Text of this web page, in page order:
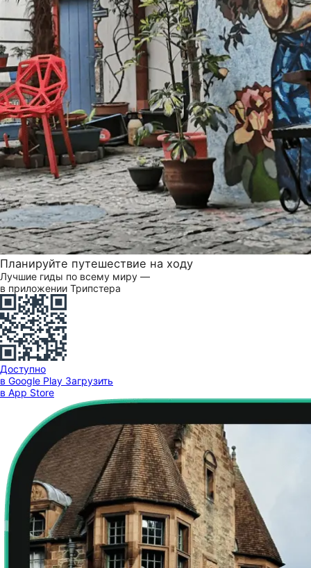
Планируйте путешествие на ходу
Лучшие гиды по всему миру —
в приложении Трипстера
Доступно
в Google Play Загрузить
в App Store